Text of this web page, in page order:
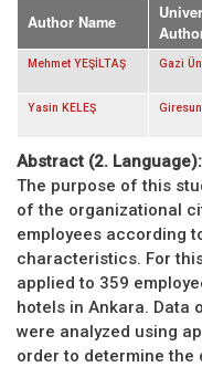
Author Name
Mehmet YEŞİLTAŞ Gazi
Yasin KELEŞ
Abstract (2. Language):
The purpose of this
of the organizational
employees according
characteristics. For
applied to 359
hotels in Ankara. Data
were analyzed using
order to determine the